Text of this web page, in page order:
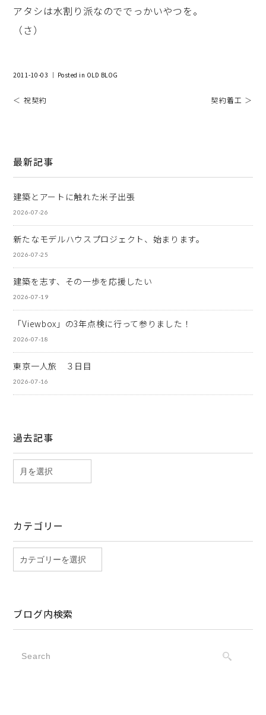
アタシは水割り派なのででっかいやつを。
（さ）
2011-10-03 ｜ Posted in OLD BLOG
＜ 祝契約 契約着工 ＞
最新記事
建築とアートに触れた米子出張
2026-07-26
新たなモデルハウスプロジェクト、始まります。
2026-07-25
建築を志す、その一歩を応援したい
2026-07-19
「Viewbox」の3年点検に行って参りました！
2026-07-18
東京一人旅 ３日目
2026-07-16
過去記事
カテゴリー
ブログ内検索